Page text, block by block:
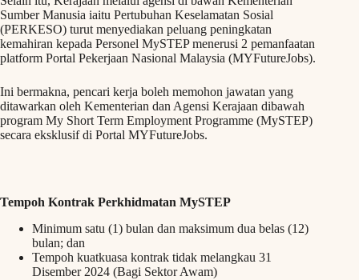
Sumber Manusia iaitu Pertubuhan Keselamatan Sosial
(PERKESO) turut menyediakan peluang peningkatan
kemahiran kepada Personel MySTEP menerusi 2 pemanfaatan
platform Portal Pekerjaan Nasional Malaysia (MYFutureJobs).
Ini bermakna, pencari kerja boleh memohon jawatan yang
ditawarkan oleh Kementerian dan Agensi Kerajaan dibawah
program My Short Term Employment Programme (MySTEP)
secara eksklusif di Portal MYFutureJobs.
Tempoh Kontrak Perkhidmatan MySTEP
Minimum satu (1) bulan dan maksimum dua belas (12)
bulan; dan
Tempoh kuatkuasa kontrak tidak melangkau 31
Disember 2024 (Bagi Sektor Awam)